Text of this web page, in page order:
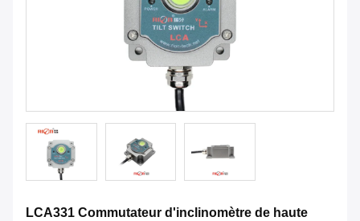
LCA331 Commutateur d'inclinomètre de haute